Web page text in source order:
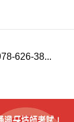
626-38...